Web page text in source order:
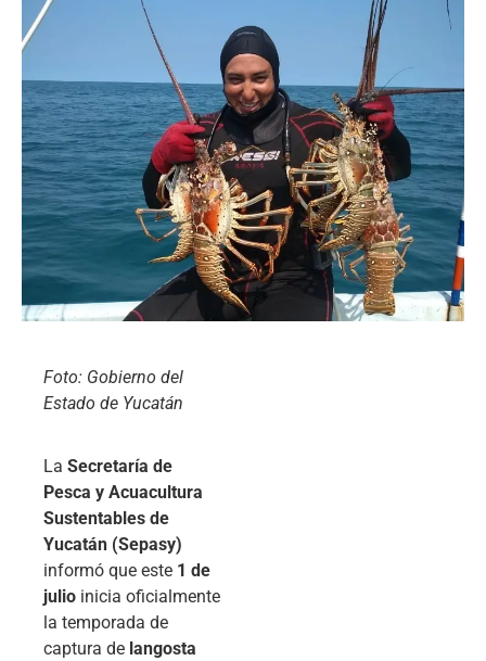
Foto: Gobierno del
Estado de Yucatán
La Secretaría de
Pesca y Acuacultura
Sustentables de
Yucatán (Sepasy)
informó que este 1 de
julio inicia oficialmente
la temporada de
captura de langosta